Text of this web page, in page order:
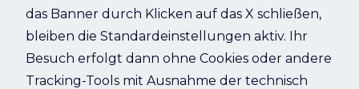
das Banner durch Klicken auf das X schließen,
bleiben die Standardeinstellungen aktiv. Ihr
Besuch erfolgt dann ohne Cookies oder andere
Tracking-Tools mit Ausnahme der technisch